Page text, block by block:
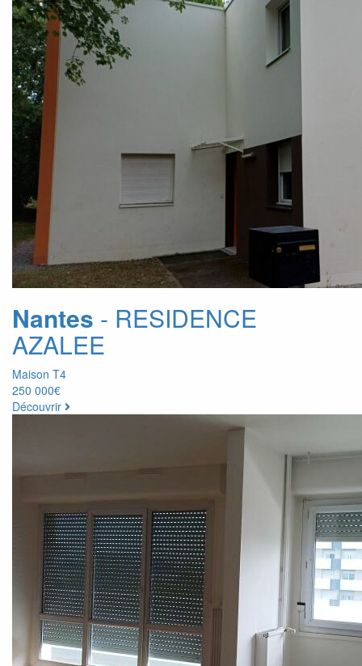
Nantes - RESIDENCE
AZALEE
Maison T4
250 000€
Découvrir